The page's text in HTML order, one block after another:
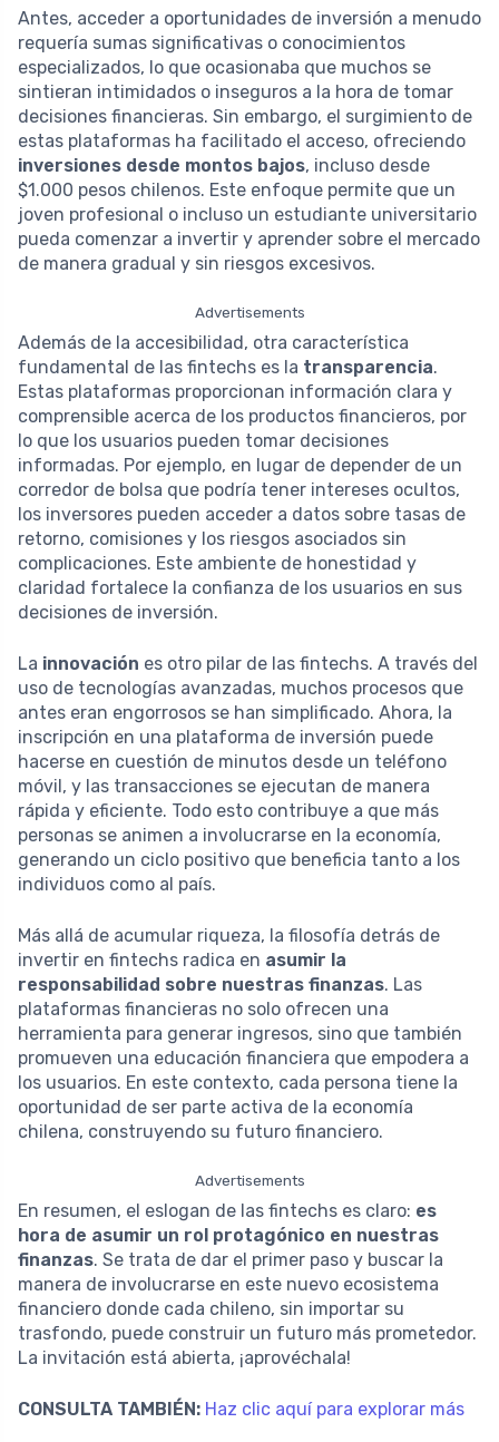
Antes, acceder a oportunidades de inversión a menudo
requería sumas significativas o conocimientos
especializados, lo que ocasionaba que muchos se
sintieran intimidados o inseguros a la hora de tomar
decisiones financieras. Sin embargo, el surgimiento de
estas plataformas ha facilitado el acceso, ofreciendo
inversiones desde montos bajos, incluso desde
$1.000 pesos chilenos. Este enfoque permite que un
joven profesional o incluso un estudiante universitario
pueda comenzar a invertir y aprender sobre el mercado
de manera gradual y sin riesgos excesivos.
Advertisements
Además de la accesibilidad, otra característica
fundamental de las fintechs es la transparencia.
Estas plataformas proporcionan información clara y
comprensible acerca de los productos financieros, por
lo que los usuarios pueden tomar decisiones
informadas. Por ejemplo, en lugar de depender de un
corredor de bolsa que podría tener intereses ocultos,
los inversores pueden acceder a datos sobre tasas de
retorno, comisiones y los riesgos asociados sin
complicaciones. Este ambiente de honestidad y
claridad fortalece la confianza de los usuarios en sus
decisiones de inversión.
La innovación es otro pilar de las fintechs. A través del
uso de tecnologías avanzadas, muchos procesos que
antes eran engorrosos se han simplificado. Ahora, la
inscripción en una plataforma de inversión puede
hacerse en cuestión de minutos desde un teléfono
móvil, y las transacciones se ejecutan de manera
rápida y eficiente. Todo esto contribuye a que más
personas se animen a involucrarse en la economía,
generando un ciclo positivo que beneficia tanto a los
individuos como al país.
Más allá de acumular riqueza, la filosofía detrás de
invertir en fintechs radica en asumir la
responsabilidad sobre nuestras finanzas. Las
plataformas financieras no solo ofrecen una
herramienta para generar ingresos, sino que también
promueven una educación financiera que empodera a
los usuarios. En este contexto, cada persona tiene la
oportunidad de ser parte activa de la economía
chilena, construyendo su futuro financiero.
Advertisements
En resumen, el eslogan de las fintechs es claro: es
hora de asumir un rol protagónico en nuestras
finanzas. Se trata de dar el primer paso y buscar la
manera de involucrarse en este nuevo ecosistema
financiero donde cada chileno, sin importar su
trasfondo, puede construir un futuro más prometedor.
La invitación está abierta, ¡aprovéchala!
CONSULTA TAMBIÉN: Haz clic aquí para explorar más